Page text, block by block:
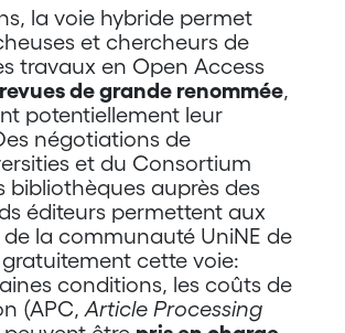
la voie hybride permet
et chercheurs de
travaux en Open Access
de grande renommée,
potentiellement leur
négotiations de
et du Consortium
bibliothèques auprès des
éditeurs permettent aux
la communauté UniNE de
cette voie:
conditions, les coûts de
(APC, Article Processing